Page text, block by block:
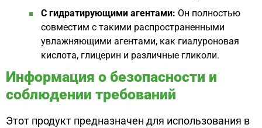
С гидратирующими агентами: Он полностью
совместим с такими распространенными
увлажняющими агентами, как гиалуроновая
кислота, глицерин и различные гликоли.
Информация о безопасности и
соблюдении требований
Этот продукт предназначен для использования в